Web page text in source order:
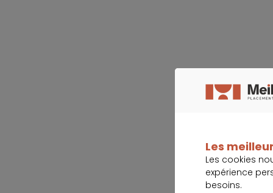
Les
Les cookies
expérience
besoins.